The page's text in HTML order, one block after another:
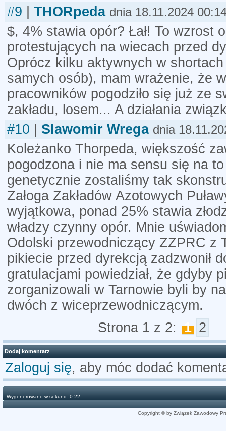
#9
THORpeda dnia 18.11.2024
$, 4% stawia opór? Łał! To wzrost
protestujących na wiecach przed
Oprócz kilku aktywnych w
samych osób), mam wrażenie, że
pracowników pogodziło się już ze
zakładu, losem... A działania
#10
Slawomir Wrega dnia
Koleżanko Thorpeda, większość
pogodzona i nie ma sensu się na
genetycznie zostaliśmy tak
Załoga Zakładów Azotowych
wyjątkowa, ponad 25% stawia
władzy czynny opór. Mnie
Odolski przewodniczący ZZPRC z
pikiecie przed dyrekcją zadzwonił
gratulacjami powiedział, że gdyby
zorganizowali w Tarnowie byli by
dwóch z wiceprzewodniczącym.
Strona 1 z 2: 1 2
Dodaj komentarz
Zaloguj się, aby móc dodać
Wygenerowano w sekund: 0.22
Copyright © by Związek Zawodowy